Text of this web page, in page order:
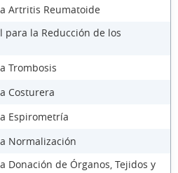
Artritis Reumatoide
para la Reducción de los
Trombosis
Costurera
Espirometría
Normalización
Donación de Órganos, Tejidos y